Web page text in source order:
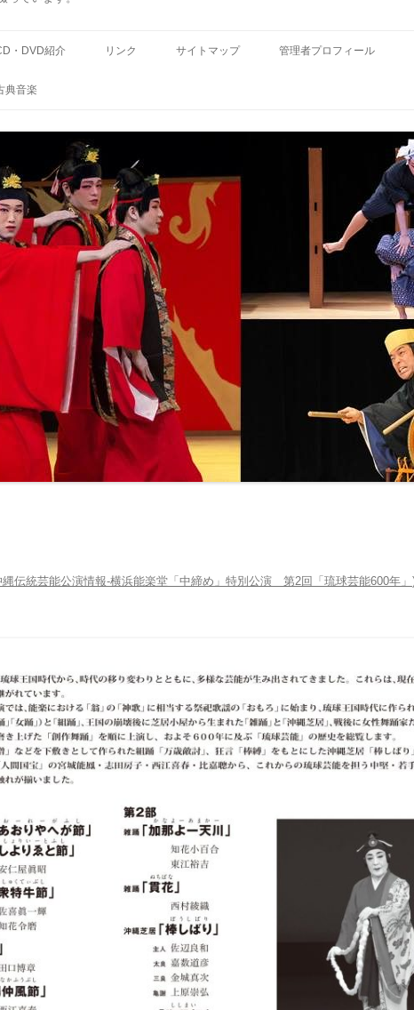
ン
ッ
・DVD紹介 リンク サイトマップ 管理者プロフィール
典音楽
縄伝統芸能公演情報-横浜能楽堂「中締め」特別公演 第2回「琉球芸能600年」